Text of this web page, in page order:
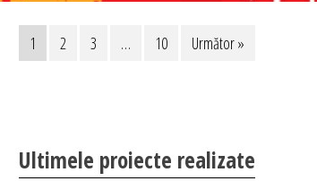
1 2 3 … 10 Următor »
Ultimele proiecte realizate